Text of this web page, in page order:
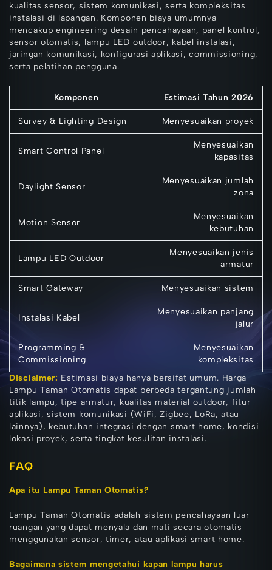
kualitas sensor, sistem komunikasi, serta kompleksitas
instalasi di lapangan. Komponen biaya umumnya
mencakup engineering desain pencahayaan, panel kontrol,
sensor otomatis, lampu LED outdoor, kabel instalasi,
jaringan komunikasi, konfigurasi aplikasi, commissioning,
serta pelatihan pengguna.
Komponen Estimasi Tahun 2026
Survey & Lighting Design Menyesuaikan proyek
Smart Control Panel
Menyesuaikan
kapasitas
Daylight Sensor
Menyesuaikan jumlah
zona
Motion Sensor
Menyesuaikan
kebutuhan
Lampu LED Outdoor
Menyesuaikan jenis
armatur
Smart Gateway Menyesuaikan sistem
Instalasi Kabel
Menyesuaikan panjang
jalur
Programming &
Commissioning
Menyesuaikan
kompleksitas
Disclaimer: Estimasi biaya hanya bersifat umum. Harga
Lampu Taman Otomatis dapat berbeda tergantung jumlah
titik lampu, tipe armatur, kualitas material outdoor, fitur
aplikasi, sistem komunikasi (WiFi, Zigbee, LoRa, atau
lainnya), kebutuhan integrasi dengan smart home, kondisi
lokasi proyek, serta tingkat kesulitan instalasi.
FAQ
Apa itu Lampu Taman Otomatis?
Lampu Taman Otomatis adalah sistem pencahayaan luar
ruangan yang dapat menyala dan mati secara otomatis
menggunakan sensor, timer, atau aplikasi smart home.
Bagaimana sistem mengetahui kapan lampu harus